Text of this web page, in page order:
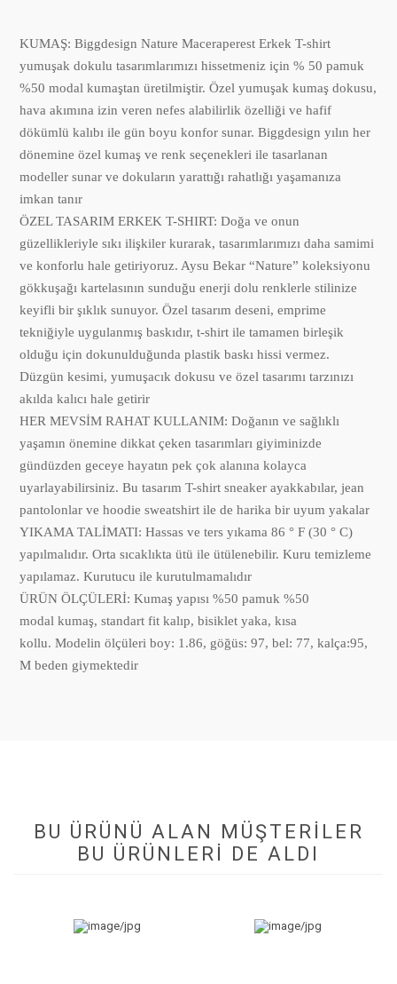
KUMAŞ: Biggdesign Nature Maceraperest Erkek T-shirt
yumuşak dokulu tasarımlarımızı hissetmeniz için % 50 pamuk
%50 modal kumaştan üretilmiştir. Özel yumuşak kumaş dokusu,
hava akımına izin veren nefes alabilirlik özelliği ve hafif
dökümlü kalıbı ile gün boyu konfor sunar. Biggdesign yılın her
dönemine özel kumaş ve renk seçenekleri ile tasarlanan
modeller sunar ve dokuların yarattığı rahatlığı yaşamanıza
imkan tanır
ÖZEL TASARIM ERKEK T-SHIRT: Doğa ve onun
güzellikleriyle sıkı ilişkiler kurarak, tasarımlarımızı daha samimi
ve konforlu hale getiriyoruz. Aysu Bekar “Nature” koleksiyonu
gökkuşağı kartelasının sunduğu enerji dolu renklerle stilinize
keyifli bir şıklık sunuyor. Özel tasarım deseni, emprime
tekniğiyle uygulanmış baskıdır, t-shirt ile tamamen birleşik
olduğu için dokunulduğunda plastik baskı hissi vermez.
Düzgün kesimi, yumuşacık dokusu ve özel tasarımı tarzınızı
akılda kalıcı hale getirir
HER MEVSİM RAHAT KULLANIM: Doğanın ve sağlıklı
yaşamın önemine dikkat çeken tasarımları giyiminizde
gündüzden geceye hayatın pek çok alanına kolayca
uyarlayabilirsiniz. Bu tasarım T-shirt sneaker ayakkabılar, jean
pantolonlar ve hoodie sweatshirt ile de harika bir uyum yakalar
YIKAMA TALİMATI: Hassas ve ters yıkama 86 ° F (30 ° C)
yapılmalıdır. Orta sıcaklıkta ütü ile ütülenebilir. Kuru temizleme
yapılamaz. Kurutucu ile kurutulmamalıdır
ÜRÜN ÖLÇÜLERİ: Kumaş yapısı %50 pamuk %50
modal kumaş, standart fit kalıp, bisiklet yaka, kısa
kollu. Modelin ölçüleri boy: 1.86, göğüs: 97, bel: 77, kalça:95,
M beden giymektedir
BU ÜRÜNÜ ALAN MÜŞTERILER
BU ÜRÜNLERI DE ALDI